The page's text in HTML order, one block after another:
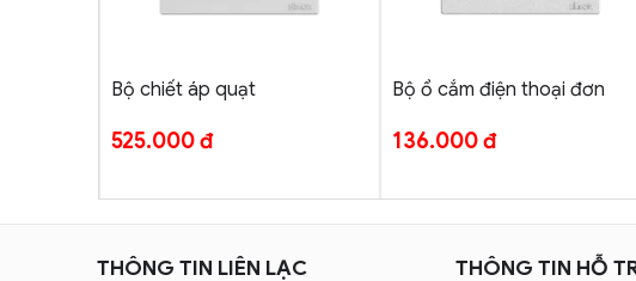
Bộ chiết áp quạt
525.000đ
Bộ ổ cắm điện thoại đơn
136.000đ
THÔNG TIN LIÊN LẠC THÔNG TIN HỖ